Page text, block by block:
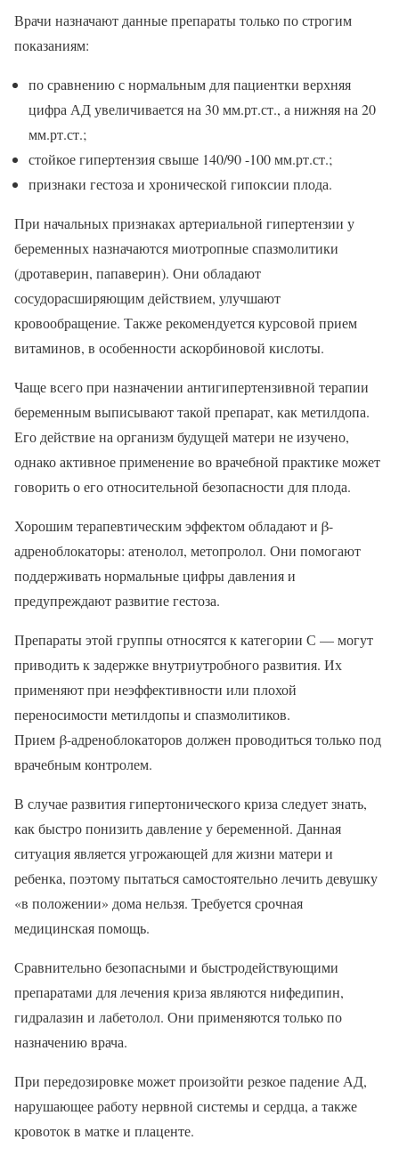
Врачи назначают данные препараты только по строгим
показаниям:
по сравнению с нормальным для пациентки верхняя
цифра АД увеличивается на 30 мм.рт.ст., а нижняя на 20
мм.рт.ст.;
стойкое гипертензия свыше 140/90 -100 мм.рт.ст.;
признаки гестоза и хронической гипоксии плода.
При начальных признаках артериальной гипертензии у
беременных назначаются миотропные спазмолитики
(дротаверин, папаверин). Они обладают
сосудорасширяющим действием, улучшают
кровообращение. Также рекомендуется курсовой прием
витаминов, в особенности аскорбиновой кислоты.
Чаще всего при назначении антигипертензивной терапии
беременным выписывают такой препарат, как метилдопа.
Его действие на организм будущей матери не изучено,
однако активное применение во врачебной практике может
говорить о его относительной безопасности для плода.
Хорошим терапевтическим эффектом обладают и β-
адреноблокаторы: атенолол, метопролол. Они помогают
поддерживать нормальные цифры давления и
предупреждают развитие гестоза.
Препараты этой группы относятся к категории С — могут
приводить к задержке внутриутробного развития. Их
применяют при неэффективности или плохой
переносимости метилдопы и спазмолитиков.
Прием β-адреноблокаторов должен проводиться только под
врачебным контролем.
В случае развития гипертонического криза следует знать,
как быстро понизить давление у беременной. Данная
ситуация является угрожающей для жизни матери и
ребенка, поэтому пытаться самостоятельно лечить девушку
«в положении» дома нельзя. Требуется срочная
медицинская помощь.
Сравнительно безопасными и быстродействующими
препаратами для лечения криза являются нифедипин,
гидралазин и лабетолол. Они применяются только по
назначению врача.
При передозировке может произойти резкое падение АД,
нарушающее работу нервной системы и сердца, а также
кровоток в матке и плаценте.